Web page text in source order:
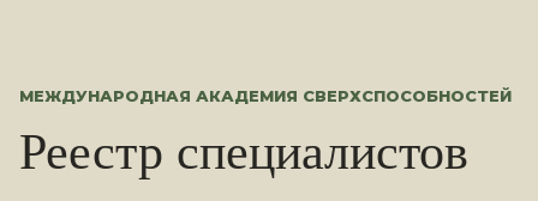
МЕЖДУНАРОДНАЯ АКАДЕМИЯ СВЕРХСПОСОБНОСТЕЙ
Реестр специалистов